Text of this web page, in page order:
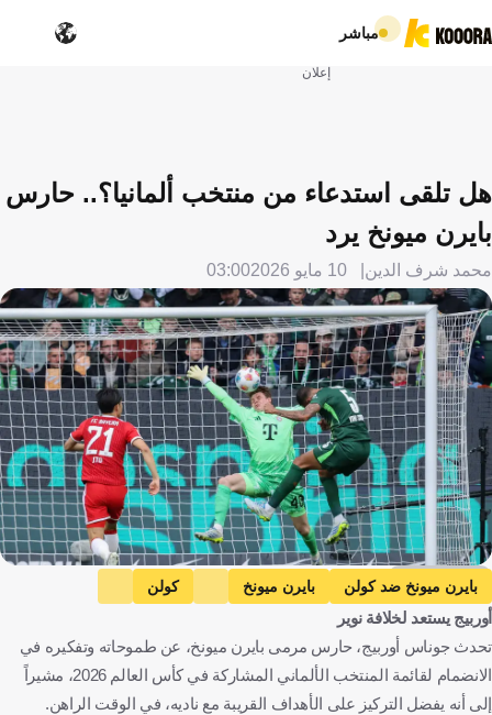
مباشر
إعلان
هل تلقى استدعاء من منتخب ألمانيا؟.. حارس
بايرن ميونخ يرد
محمد شرف الدين 10 مايو 2026 03:00
Getty Images
بايرن ميونخ ضد كولن بايرن ميونخ
كولن
الدوري الألماني
هامبورج ضد بايرن ميونخ للسيدات
بايرن ميونخ للسيدات
الدوري الألماني لكرة القدم للسيدات
ألمانيا ضد كوت ديفوار
ألمانيا
أوربيج يستعد لخلافة نوير
تحدث جوناس أوربيج، حارس مرمى بايرن ميونخ، عن طموحاته وتفكيره في
الانضمام لقائمة المنتخب الألماني المشاركة في كأس العالم 2026، مشيراً
إلى أنه يفضل التركيز على الأهداف القريبة مع ناديه، في الوقت الراهن.